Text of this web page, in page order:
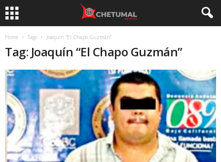
Home Tags Joaquín “El Chapo Guzmán”
Tag: Joaquín “El Chapo Guzmán”